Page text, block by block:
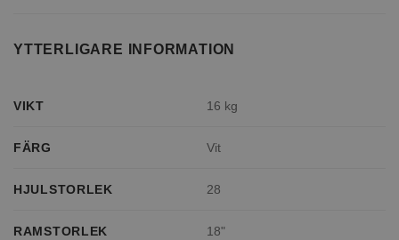
YTTERLIGARE INFORMATION
VIKT 16 kg
FÄRG Vit
HJULSTORLEK 28
RAMSTORLEK 18"